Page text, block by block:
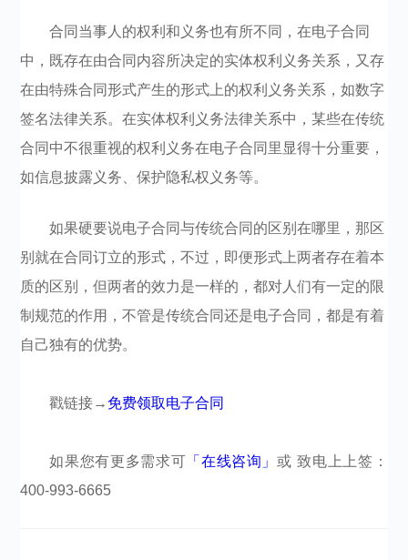
合同当事人的权利和义务也有所不同，在电子合同
中，既存在由合同内容所决定的实体权利义务关系，又存
在由特殊合同形式产生的形式上的权利义务关系，如数字
签名法律关系。在实体权利义务法律关系中，某些在传统
合同中不很重视的权利义务在电子合同里显得十分重要，
如信息披露义务、保护隐私权义务等。
如果硬要说电子合同与传统合同的区别在哪里，那区
别就在合同订立的形式，不过，即便形式上两者存在着本
质的区别，但两者的效力是一样的，都对人们有一定的限
制规范的作用，不管是传统合同还是电子合同，都是有着
自己独有的优势。
戳链接→ 免费领取电子合同
如果您有更多需求可 「在线咨询」或 致电上上签：
400-993-6665​​​​​​​​